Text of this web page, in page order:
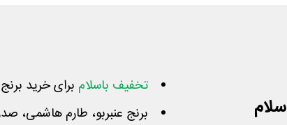
تخفیف باسلام برای خرید
برنج عنبربو، طارم هاشمی،